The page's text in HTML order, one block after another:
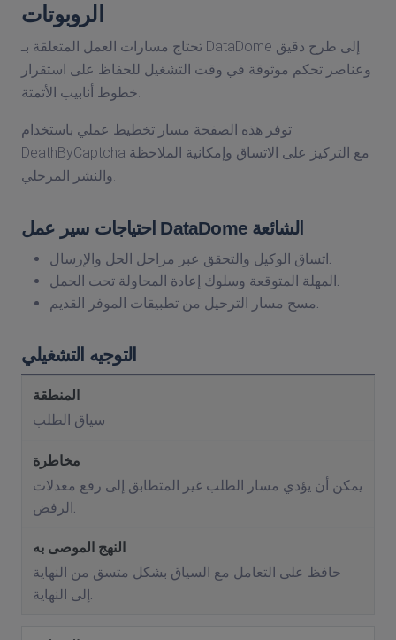
الروبوتات
تحتاج مسارات العمل المتعلقة بـ DataDome إلى طرح دقيق
وعناصر تحكم موثوقة في وقت التشغيل للحفاظ على استقرار
توفر هذه الصفحة مسار تخطيط عملي باستخدام
DeathByCaptcha مع التركيز على الاتساق وإمكانية الملاحظة
احتياجات سير عمل DataDome الشائعة
التوجيه التشغيلي
سياق الطلب
يمكن أن يؤدي مسار الطلب غير المتطابق إلى رفع معدلات
حافظ على التعامل مع السياق بشكل متسق من النهاية
إلى النهاية.